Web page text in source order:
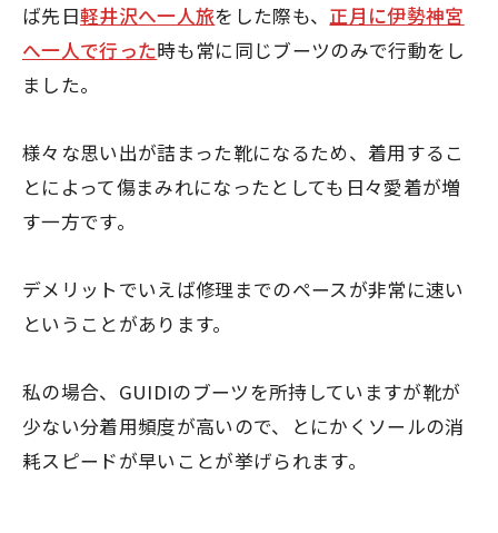
ば先日軽井沢へ一人旅をした際も、 正月に伊勢神宮
へ一人で行った時も常に同じブーツのみで行動をし
ました。
様々な思い出が詰まった靴になるため、着用するこ
とによって傷まみれになったとしても日々愛着が増
す一方です。
デメリットでいえば修理までのペースが非常に速い
ということがあります。
私の場合、GUIDIのブーツを所持していますが靴が
少ない分着用頻度が高いので、とにかくソールの消
耗スピードが早いことが挙げられます。